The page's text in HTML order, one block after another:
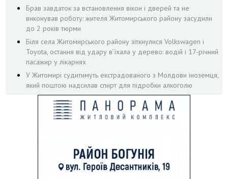
Брав завдаток за встановлення вікон і дверей та не
виконував роботу: жителя Житомирського району засудили
до 2 років тюрми
Біля села Житомирського району зіткнулися Volkswagen і
Toyota, остання від удару вʼїхала у дерево: водій і 17-річний
пасажир у лікарнях
У Житомирі судитимуть екстрадованого з Молдови іноземця,
який поштою надсилав спирт для підробки алкоголю